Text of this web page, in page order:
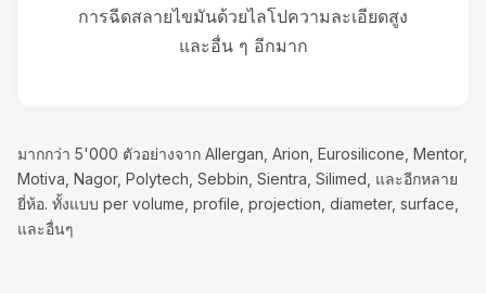
การฉีดสลายไขมันด้วยไลโปความละเอียดสูง
และอื่น ๆ อีกมาก
มากกว่า 5'000 ตัวอย่างจาก Allergan, Arion, Eurosilicone, Mentor,
Motiva, Nagor, Polytech, Sebbin, Sientra, Silimed, และอีกหลาย
ยี่ห้อ. ทั้งแบบ per volume, profile, projection, diameter, surface,
และอื่นๆ